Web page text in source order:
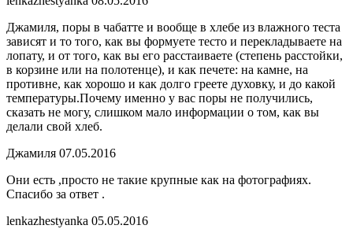
Джамиля, поры в чабатте и вообще в хлебе из влажного теста
зависят и то того, как вы формуете тесто и перекладываете на
лопату, и от того, как вы его расстаиваете (степень расстойки,
в корзине или на полотенце), и как печете: на камне, на
противне, как хорошо и как долго греете духовку, и до какой
температуры.Почему именно у вас поры не получились,
сказать не могу, слишком мало информации о том, как вы
делали свой хлеб.
Джамиля 07.05.2016
Они есть ,просто не такие крупные как на фотографиях.
Спасибо за ответ .
lenkazhestyanka 05.05.2016